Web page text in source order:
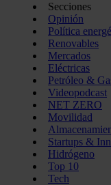
Secciones
Opinión
Política
Renovables
Mercados
Eléctricas
Petróleo &
Videopodcast
NET ZERO
Movilidad
Startups &
Hidrógeno
Top 10
Tech